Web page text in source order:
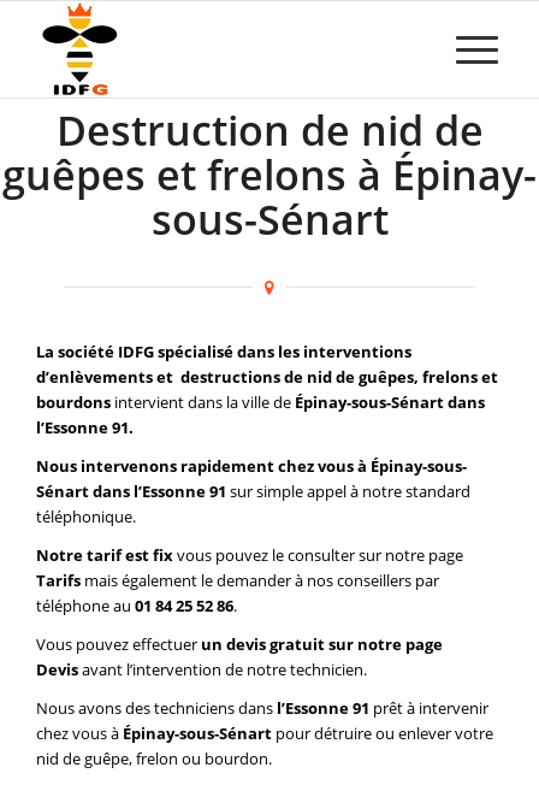
Destruction de nid de
guêpes et frelons à Épinay-
sous-Sénart
La société IDFG spécialisé dans les interventions
d’enlèvements et destructions de nid de guêpes, frelons et
bourdons intervient dans la ville de Épinay-sous-Sénart dans
l’Essonne 91.
Nous intervenons rapidement chez vous à Épinay-sous-
Sénart dans l’Essonne 91 sur simple appel à notre standard
téléphonique.
Notre tarif est fixvous pouvez le consulter sur notre page
Tarifs mais également le demander à nos conseillers par
téléphone au 01 84 25 52 86.
Vous pouvez effectuer un devis gratuit sur notre page
Devisavant l’intervention de notre technicien.
Nous avons des techniciens dans l’Essonne 91 prêt à intervenir
chez vous à Épinay-sous-Sénart pour détruire ou enlever votre
nid de guêpe, frelon ou bourdon.